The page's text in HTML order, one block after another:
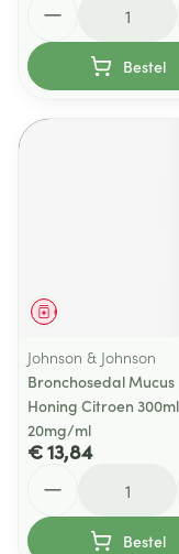
Bestel
Geneesmiddel
Johnson & Johnson
Bronchosedal Mucus
Honing Citroen 300ml
20mg/ml
€ 13,84
Bestel